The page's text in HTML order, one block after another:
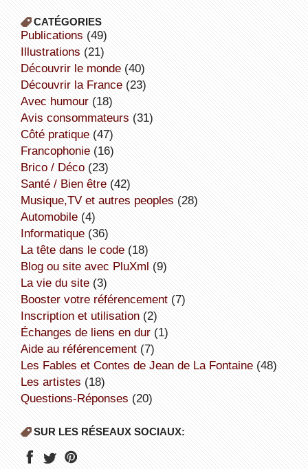
CATÉGORIES
publications (49)
illustrations (21)
découvrir le monde(40)
découvrir la France(23)
avec humour(18)
avis consommateurs (31)
côté pratique(47)
Francophonie(16)
Brico / Déco(23)
Santé / Bien être(42)
Musique,TV et autres peoples (28)
Automobile(4)
informatique(36)
la tête dans le code(18)
Blog ou site avec PluXml (9)
la vie du site(3)
booster votre référencement(7)
inscription et utilisation(2)
échanges de liens en dur(1)
aide au référencement(7)
Les Fables et Contes de Jean de La Fontaine(48)
Les artistes (18)
Questions-Réponses (20)
SUR LES RÉSEAUX SOCIAUX: